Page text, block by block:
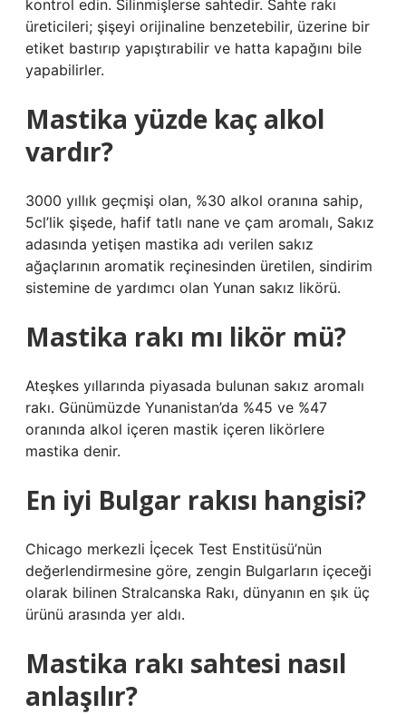
kontrol edin. Silinmişlerse sahtedir. Sahte rakı
üreticileri; şişeyi orijinaline benzetebilir, üzerine bir
etiket bastırıp yapıştırabilir ve hatta kapağını bile
yapabilirler.
Mastika yüzde kaç alkol
vardır?
3000 yıllık geçmişi olan, %30 alkol oranına sahip,
5cl’lik şişede, hafif tatlı nane ve çam aromalı, Sakız
adasında yetişen mastika adı verilen sakız
ağaçlarının aromatik reçinesinden üretilen, sindirim
sistemine de yardımcı olan Yunan sakız likörü.
Mastika rakı mı likör mü?
​Ateşkes yıllarında piyasada bulunan sakız aromalı
rakı. Günümüzde Yunanistan’da %45 ve %47
oranında alkol içeren mastik içeren likörlere
mastika denir.
En iyi Bulgar rakısı hangisi?
Chicago merkezli İçecek Test Enstitüsü’nün
değerlendirmesine göre, zengin Bulgarların içeceği
olarak bilinen Stralcanska Rakı, dünyanın en şık üç
ürünü arasında yer aldı.
Mastika rakı sahtesi nasıl
anlaşılır?